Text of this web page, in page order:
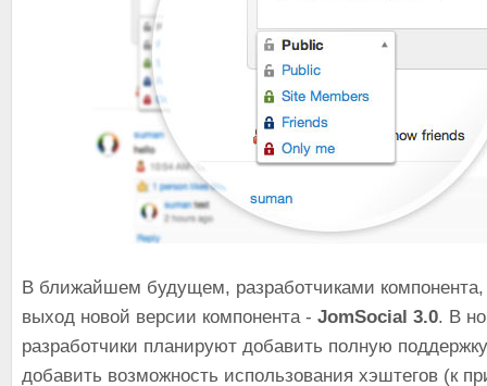
В ближайшем будущем, разработчиками компонента,
выход новой версии компонента - JomSocial 3.0. В
разработчики планируют добавить полную
добавить возможность использования хэштегов (к